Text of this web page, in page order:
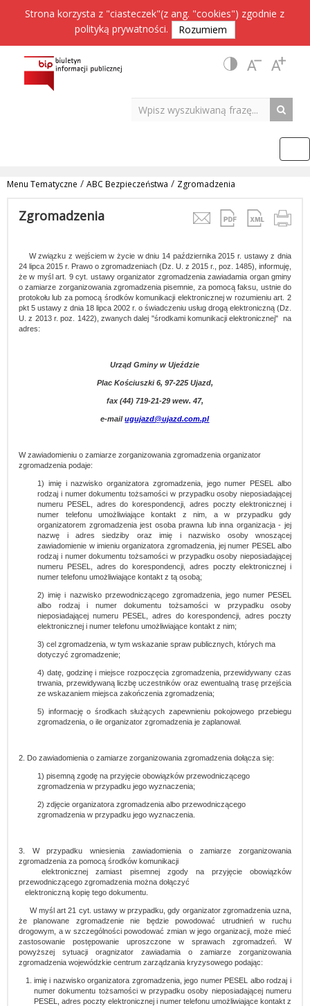
Strona korzysta z "ciasteczek"(z ang. "cookies") zgodnie z
polityką prywatności. Rozumiem
Menu Tematyczne / ABC Bezpieczeństwa / Zgromadzenia
Zgromadzenia
W związku z wejściem w życie w dniu 14 października 2015 r. ustawy z dnia
24 lipca 2015 r. Prawo o zgromadzeniach (Dz. U. z 2015 r., poz. 1485), informuję,
że w myśl art. 9 cyt. ustawy organizator zgromadzenia zawiadamia organ gminy
o zamiarze zorganizowania zgromadzenia pisemnie, za pomocą faksu, ustnie do
protokołu lub za pomocą środków komunikacji elektronicznej w rozumieniu art. 2
pkt 5 ustawy z dnia 18 lipca 2002 r. o świadczeniu usług drogą elektroniczną (Dz.
U. z 2013 r. poz. 1422), zwanych dalej "środkami komunikacji elektronicznej" na
adres:
Urząd Gminy w Ujeździe
Plac Kościuszki 6, 97-225 Ujazd,
fax (44) 719-21-29 wew. 47,
e-mailugujazd@ujazd.com.pl
W zawiadomieniu o zamiarze zorganizowania zgromadzenia organizator
zgromadzenia podaje:
1) imię i nazwisko organizatora zgromadzenia, jego numer PESEL albo
rodzaj i numer dokumentu tożsamości w przypadku osoby nieposiadającej
numeru PESEL, adres do korespondencji, adres poczty elektronicznej i
numer telefonu umożliwiające kontakt z nim, a w przypadku gdy
organizatorem zgromadzenia jest osoba prawna lub inna organizacja - jej
nazwę i adres siedziby oraz imię i nazwisko osoby wnoszącej
zawiadomienie w imieniu organizatora zgromadzenia, jej numer PESEL albo
rodzaj i numer dokumentu tożsamości w przypadku osoby nieposiadającej
numeru PESEL, adres do korespondencji, adres poczty elektronicznej i
numer telefonu umożliwiające kontakt z tą osobą;
2) imię i nazwisko przewodniczącego zgromadzenia, jego numer PESEL
albo rodzaj i numer dokumentu tożsamości w przypadku osoby
nieposiadającej numeru PESEL, adres do korespondencji, adres poczty
elektronicznej i numer telefonu umożliwiające kontakt z nim;
3) cel zgromadzenia, w tym wskazanie spraw publicznych, których ma
dotyczyć zgromadzenie;
4) datę, godzinę i miejsce rozpoczęcia zgromadzenia, przewidywany czas
trwania, przewidywaną liczbę uczestników oraz ewentualną trasę przejścia
ze wskazaniem miejsca zakończenia zgromadzenia;
5) informację o środkach służących zapewnieniu pokojowego przebiegu
zgromadzenia, o ile organizator zgromadzenia je zaplanował.
2. Do zawiadomienia o zamiarze zorganizowania zgromadzenia dołącza się:
1) pisemną zgodę na przyjęcie obowiązków przewodniczącego
zgromadzenia w przypadku jego wyznaczenia;
2) zdjęcie organizatora zgromadzenia albo przewodniczącego
zgromadzenia w przypadku jego wyznaczenia.
3. W przypadku wniesienia zawiadomienia o zamiarze zorganizowania
zgromadzenia za pomocą środków komunikacji
elektronicznej zamiast pisemnej zgody na przyjęcie obowiązków
przewodniczącego zgromadzenia można dołączyć
elektroniczną kopię tego dokumentu.
W myśl art 21 cyt. ustawy w przypadku, gdy organizator zgromadzenia uzna,
że planowane zgromadzenie nie będzie powodować utrudnień w ruchu
drogowym, a w szczególności powodować zmian w jego organizacji, może mieć
zastosowanie postępowanie uproszczone w sprawach zgromadzeń. W
powyższej sytuacji oragnizator zawiadamia o zamiarze zorganizowania
zgromadzenia wojewódzkie centrum zarządzania kryzysowego podając:
imię i nazwisko organizatora zgromadzenia, jego numer PESEL albo rodzaj i
numer dokumentu tożsamości w przypadku osoby nieposiadającej numeru
PESEL, adres poczty elektronicznej i numer telefonu umożliwiające kontakt z